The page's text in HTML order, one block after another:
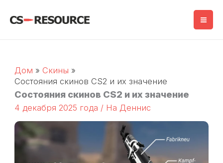
Дом
Скины
Состояния скинов CS2 и их значение
Состояния скинов CS2 и их значение
4 декабря 2025 года / На Деннис